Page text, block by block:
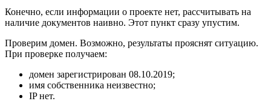
Конечно, если информации о проекте нет, рассчитывать на
наличие документов наивно. Этот пункт сразу упустим.
Проверим домен. Возможно, результаты прояснят ситуацию.
При проверке получаем:
домен зарегистрирован 08.10.2019;
имя собственника неизвестно;
IP нет.